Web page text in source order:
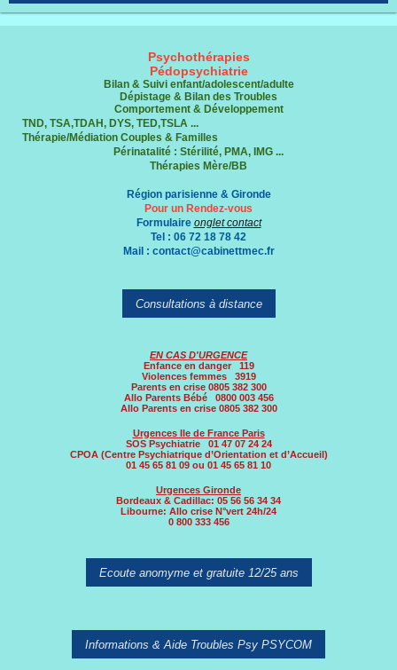
Psychothérapies
Pédopsychiatrie
Bilan & Suivi enfant/adolescent/adulte
Dépistage & Bilan des Troubles
Comportement & Développement
TND, TSA,TDAH, DYS, TED,TSLA ...
Thérapie/Médiation Couples & Familles
Périnatalité : Stérilité, PMA, IMG ...
Thérapies Mère/BB
Région parisienne & Gironde
Pour un Rendez-vous
Formulaire onglet contact
Tel : 06 72 18 78 42
Mail : contact@cabinettmec.fr
Consultations à distance
EN CAS D'URGENCE
Enfance en danger 119
Violences femmes 3919
Parents en crise 0805 382 300
Allo Parents Bébé 0800 003 456
Allo Parents en crise 0805 382 300
Urgences Ile de France Paris
SOS Psychiatrie 01 47 07 24 24
CPOA (Centre Psychiatrique d’Orientation et d’Accueil)
01 45 65 81 09 ou 01 45 65 81 10
Urgences Gironde
Bordeaux & Cadillac: 05 56 56 34 34
Libourne: Allo crise N°vert 24h/24
0 800 333 456
Ecoute anomyme et gratuite 12/25 ans
Informations & Aide Troubles Psy PSYCOM